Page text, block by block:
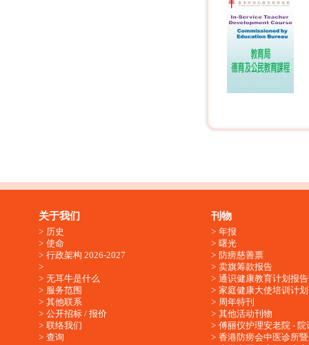
关于我们
历史
使命
行政架构 2026-2027
无耳牛是什么
服务范围
其他联系
公开招标 / 报价
联络我们
查询
刊物
年报
曙光
防痨慈善票
卖旗筹款报告
通识健康教育计划报告
家庭健康大使培训计划
周年特刊
其他活动刊物
傅丽仪护理安老院 - 院
香港防痨会中医诊所